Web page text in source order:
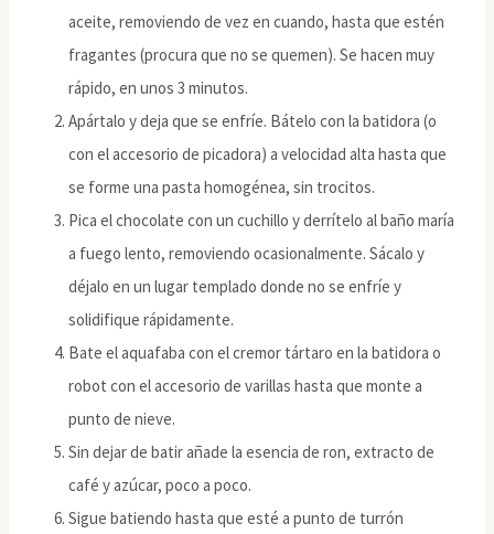
aceite, removiendo de vez en cuando, hasta que estén
fragantes (procura que no se quemen). Se hacen muy
rápido, en unos 3 minutos.
Apártalo y deja que se enfríe. Bátelo con la batidora (o
con el accesorio de picadora) a velocidad alta hasta que
se forme una pasta homogénea, sin trocitos.
Pica el chocolate con un cuchillo y derrítelo al baño maría
a fuego lento, removiendo ocasionalmente. Sácalo y
déjalo en un lugar templado donde no se enfríe y
solidifique rápidamente.
Bate el aquafaba con el cremor tártaro en la batidora o
robot con el accesorio de varillas hasta que monte a
punto de nieve.
Sin dejar de batir añade la esencia de ron, extracto de
café y azúcar, poco a poco.
Sigue batiendo hasta que esté a punto de turrón